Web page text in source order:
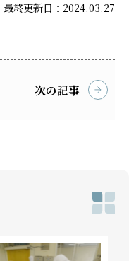
最終更新日：2024.03.27
次の記事